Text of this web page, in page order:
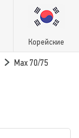
Корейские
Max 70/75